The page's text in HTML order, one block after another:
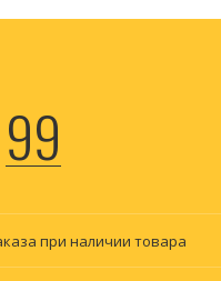
99
при наличии товара